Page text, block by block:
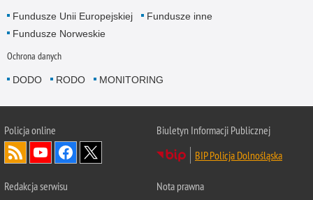
Fundusze Unii Europejskiej
Fundusze inne
Fundusze Norweskie
Ochrona danych
DODO RODO MONITORING
Policjaonline
Biuletyn Informacji Publicznej
BIP Policja Dolnośląska
Redakcja serwisu
Nota prawna